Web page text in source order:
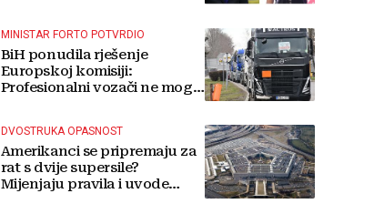
MINISTAR FORTO POTVRDIO
BiH ponudila rješenje
Europskoj komisiji:
Profesionalni vozači ne mogu
DVOSTRUKA OPASNOST
Amerikanci se pripremaju za
rat s dvije supersile?
Mijenjaju pravila i uvode